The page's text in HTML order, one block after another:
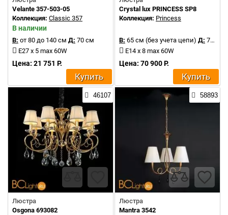
Velante 357-503-05
Коллекция: Classic 357
В наличии
В: от 80 до 140 см Д: 70 см
E27 x 5 max 60W
Цена: 21 751 Р.
Купить
Crystal lux PRINCESS SP8
Коллекция: Princess
В: 65 см (без учета цепи) Д: 75 см
E14 x 8 max 60W
Цена: 70 900 Р.
Купить
46107
Люстра
Osgona 693082
58893
Люстра
Mantra 3542